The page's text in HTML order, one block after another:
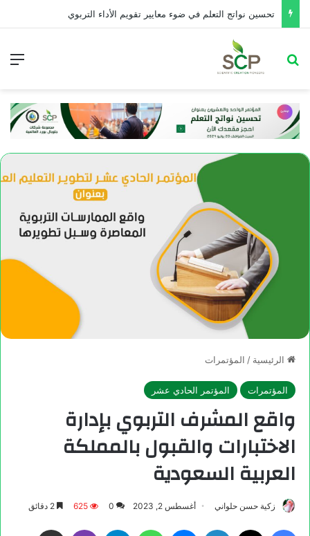
تحسین نواتج التعلم في ضوء معايير تقويم الأداء التربوي
الرئيسية / المؤتمرات
المؤتمرات المؤتمر الحادي عشر
واقع المشرف التربوي بإدارة
الاختبارات والقبول بالمملكة
العربية السعودية
زكية حسن حلواني أغسطس 2, 2023 0
625